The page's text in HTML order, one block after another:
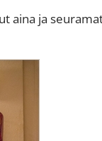
aina ja